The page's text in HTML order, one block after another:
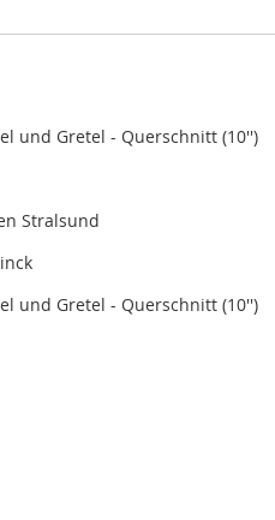
und Gretel - Querschnitt (10'')
Stralsund
und Gretel - Querschnitt (10'')